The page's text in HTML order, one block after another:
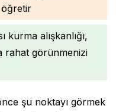
öğretir
alışkanlığı,
rahat görünmenizi
şu noktayı görmek